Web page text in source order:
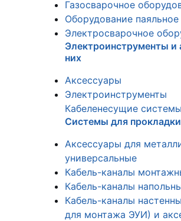
Газосварочное
Оборудование паяльное
Электросварочное
Электроинструменты и
них
Аксессуары
Электроинструменты
Кабеленесущие системы
Системы для
Аксессуары для
универсальные
Кабель-каналы
Кабель-каналы
Кабель-каналы
для монтажа ЭУИ) и